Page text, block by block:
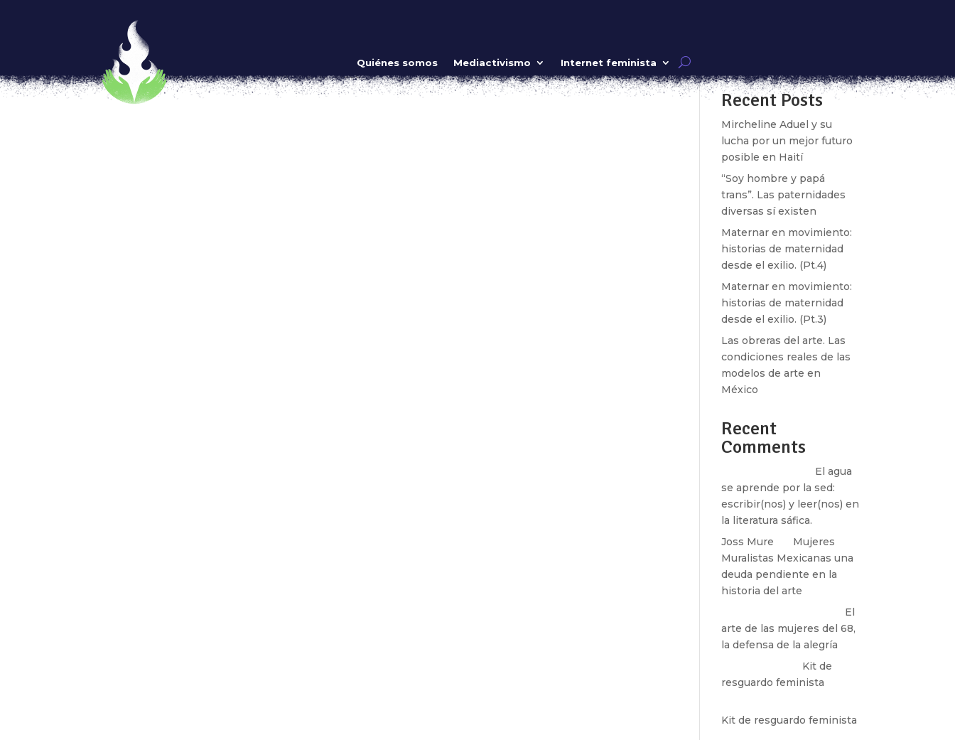
Quiénes somos Mediactivismo Internet feminista
Detrás de la estética de Supreme: Barbara Kruger
por Karen Santiago|May 24, 2018|Artivismo,Video
Todos conocemos Supreme. Seguro que la has visto en algún lugar… quizá fue en una playera, una sudadera o
Recent Posts
Mircheline Aduel y su
lucha por un mejor futuro
posible en Haití
“Soy hombre y papá
trans”. Las paternidades
diversas sí existen
Maternar en movimiento:
historias de maternidad
desde el exilio. (Pt.4)
Maternar en movimiento:
historias de maternidad
desde el exilio. (Pt.3)
Las obreras del arte. Las
condiciones reales de las
modelos de arte en
México
Recent
Comments
El agua
se aprende por la sed:
escribir(nos) y leer(nos) en
la literatura sáfica.
Joss Mure
Mujeres
Muralistas Mexicanas una
deuda pendiente en la
historia del arte
El
arte de las mujeres del 68,
la defensa de la alegría
Kit de
resguardo feminista
Kit de resguardo feminista